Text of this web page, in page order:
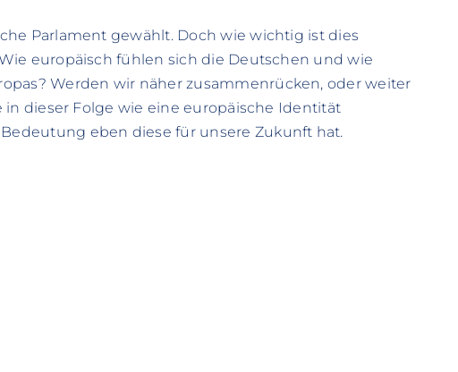
Parlament gewählt. Doch wie wichtig ist dies
europäisch fühlen sich die Deutschen und wie
Werden wir näher zusammenrücken, oder weiter
dieser Folge wie eine europäische Identität
eben diese für unsere Zukunft hat.